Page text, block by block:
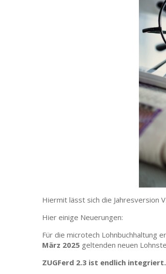
Hiermit lässt sich die Jahresversion
Hier einige Neuerungen:
Für die microtech Lohnbuchhaltung
März 2025 geltenden neuen
ZUGFerd 2.3 ist endlich integriert.